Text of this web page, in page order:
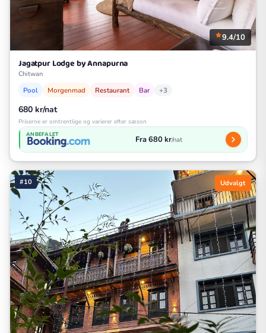
9.4/10
Jagatpur Lodge by Annapurna
Chitwan
Pool Morgenmad Restaurant Bar +3
680 kr/nat
Priserne er omtrentlige og varierer efter sæson
ANBEFALET Fra 680 kr/nat
#10 Udvalgt